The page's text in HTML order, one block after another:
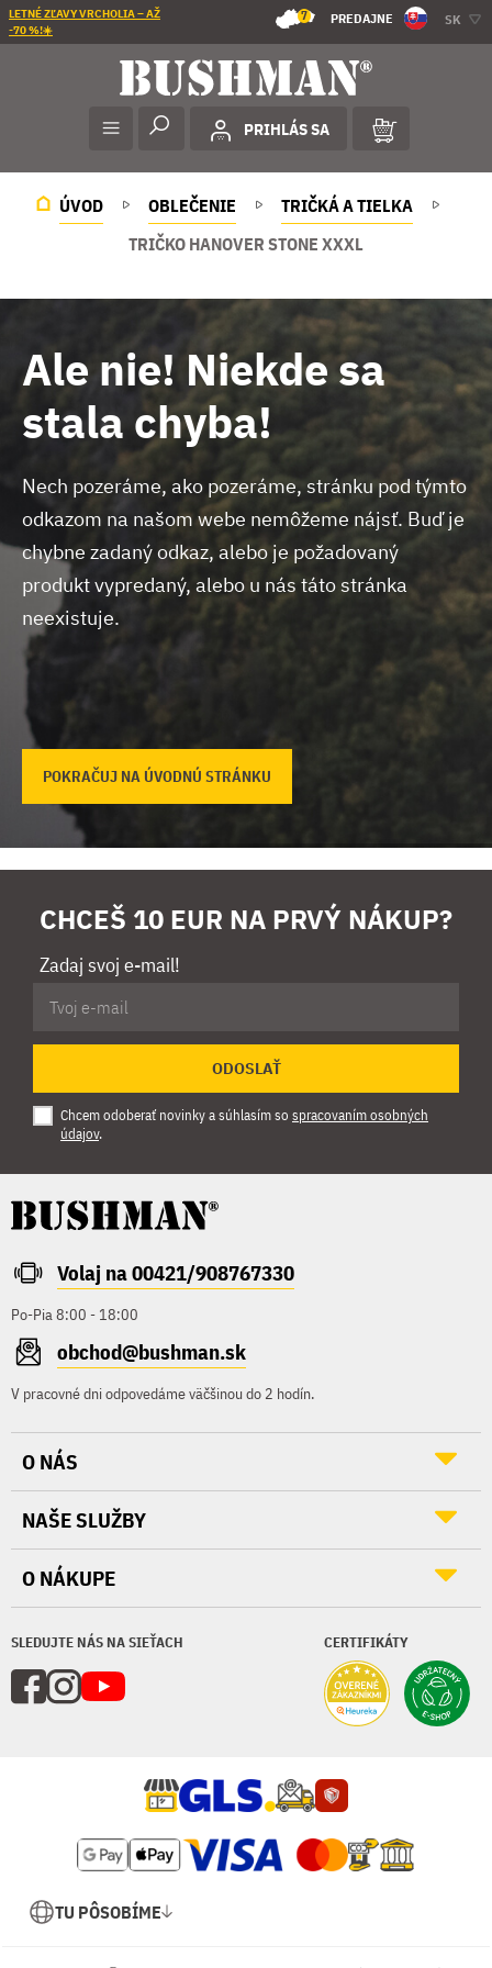
LETNÉ ZĽAVY VRCHOLIA – AŽ
-70 %!☀️
7 PREDAJNE SK
PRIHLÁS SA
ÚVOD OBLEČENIE
TRIČKÁ A TIELKA
TRIČKO HANOVER STONE XXXL
Ale nie! Niekde sa
stala chyba!
Nech pozeráme, ako pozeráme, stránku pod týmto
odkazom na našom webe nemôžeme nájsť. Buď je
chybne zadaný odkaz, alebo je požadovaný
produkt vypredaný, alebo u nás táto stránka
neexistuje.
POKRAČUJ NA ÚVODNÚ STRÁNKU
CHCEŠ 10 EUR NA PRVÝ NÁKUP?
Zadaj svoj e-mail!
ODOSLAŤ
Chcem odoberať novinky a súhlasím so spracovaním osobných
údajov.
Volaj na 00421/908767330
Po-Pia 8:00 - 18:00
obchod@bushman.sk
V pracovné dni odpovedáme väčšinou do 2 hodín.
SLEDUJTE NÁS NA SIEŤACH CERTIFIKÁTY
O NÁS
NAŠE SLUŽBY
O NÁKUPE
TU PÔSOBÍME